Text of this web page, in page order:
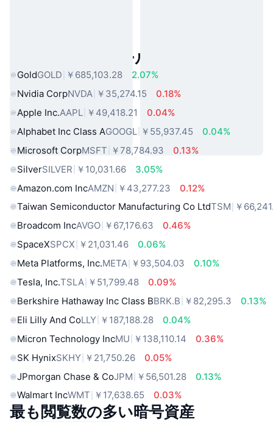
人気のリアルワールドアセット
GoldGOLD ￥685,103.28
2.07%
Nvidia CorpNVDA ￥35,274.15
0.18%
Apple Inc.AAPL ￥49,418.21
0.04%
Alphabet Inc Class AGOOGL ￥55,937.45
0.04%
Microsoft CorpMSFT ￥78,784.93
0.13%
SilverSILVER ￥10,031.66
3.05%
Amazon.com IncAMZN ￥43,277.23
0.12%
Taiwan Semiconductor Manufacturing Co LtdTSM ￥
Broadcom IncAVGO ￥67,176.63
0.46%
SpaceXSPCX ￥21,031.46
0.06%
Meta Platforms, Inc.META ￥93,504.03
0.10%
Tesla, Inc.TSLA ￥51,799.48
0.09%
Berkshire Hathaway Inc Class BBRK.B ￥82,295.3
0.13%
Eli Lilly And CoLLY ￥187,188.28
0.04%
Micron Technology IncMU ￥138,110.14
0.36%
SK HynixSKHY ￥21,750.26
0.05%
JPmorgan Chase & CoJPM ￥56,501.28
0.13%
Walmart IncWMT ￥17,638.65 0.03%
最も閲覧数の多い暗号資産